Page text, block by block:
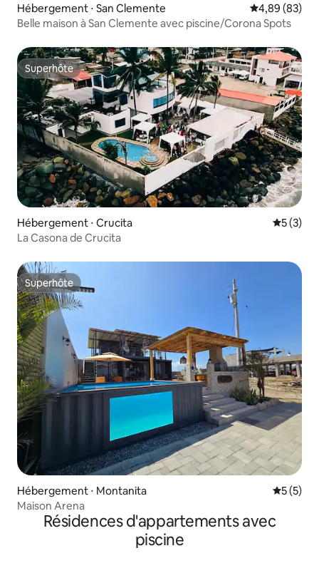
Hébergement ⋅ San Clemente Évaluation
4,89 (83)
Belle maison à San Clemente avec piscine/Corona Spots
Superhôte
Superhôte
Hébergement ⋅ Crucita
5 (3)
La Casona de Crucita
Superhôte
Superhôte
Hébergement ⋅ Montanita
5 (5)
Maison Arena
Résidences d'appartements avec
piscine